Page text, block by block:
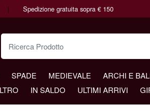
Spedizione gratuita sopra € 150
Ricerca Prodotto
SPADE MEDIEVALE ARCHI E
IN SALDO ULTIMI ARRIVI